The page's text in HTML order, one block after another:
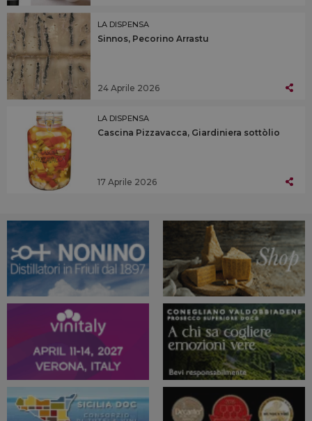
LA DISPENSA
Sinnos, Pecorino Arrastu
24 Aprile 2026
LA DISPENSA
Cascina Pizzavacca, Giardiniera sottòlio
17 Aprile 2026